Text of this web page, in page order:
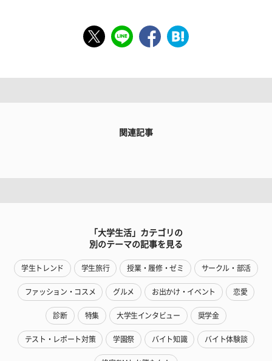
関連記事
「大学生活」カテゴリの
別のテーマの記事を見る
学生トレンド 学生旅行 授業・履修・ゼミ サークル・部活
ファッション・コスメ グルメ お出かけ・イベント 恋愛
診断 特集 大学生インタビュー 奨学金
テスト・レポート対策 学園祭 バイト知識 バイト体験談